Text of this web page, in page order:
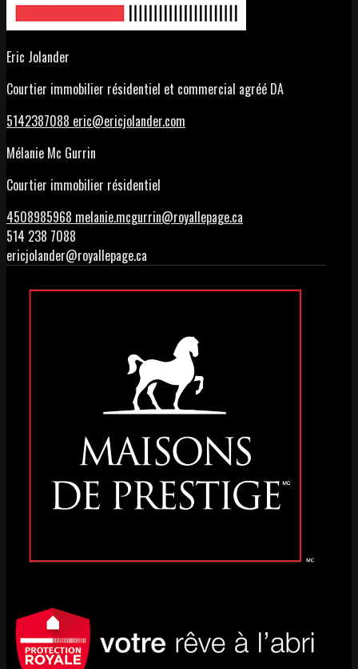
Eric Jolander
Courtier immobilier résidentiel et commercial agréé DA
5142387088 eric@ericjolander.com
Mélanie Mc Gurrin
Courtier immobilier résidentiel
4508985968 melanie.mcgurrin@royallepage.ca
514 238 7088
ericjolander@royallepage.ca